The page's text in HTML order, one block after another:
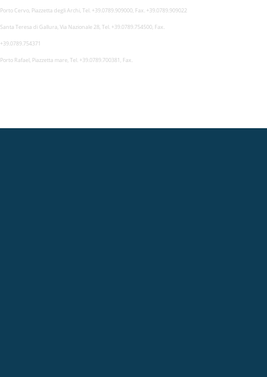
Porto Cervo, Piazzetta degli Archi, Tel. +39.0789.909000, Fax. +39.0789.909022
Santa Teresa di Gallura, Via Nazionale 28, Tel. +39.0789.754500, Fax.
+39.0789.754371
Porto Rafael, Piazzetta mare, Tel. +39.0789.700381, Fax.